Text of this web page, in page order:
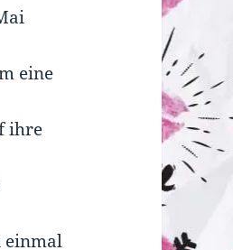
eine
ihre
einmal